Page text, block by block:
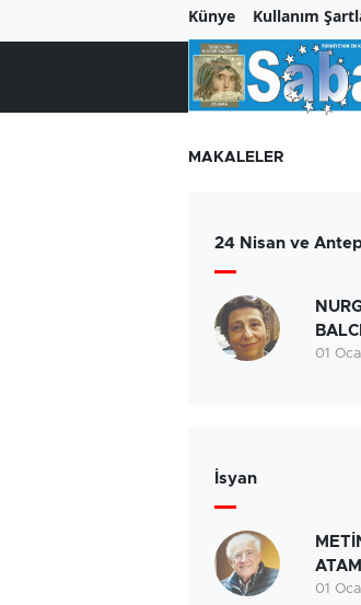
Künye Kullanım
MAKALELER
24 Nisan ve
01
İsyan
01